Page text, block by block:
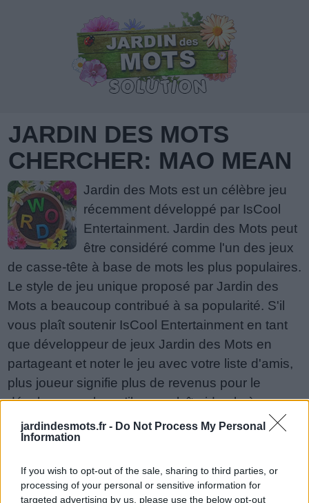
jardindesmots.fr - Do Not Process My Personal
Information
If you wish to opt-out of the sale, sharing to third parties, or
processing of your personal or sensitive information for
targeted advertising by us, please use the below opt-out
JARDIN DES MOTS
CHERCHER: MAO MEAN
Jardin des Mots est un célèbre jeu
récemment développé par IsCool
Entertainment. Jardin des Mots peut
être considéré comme l'un des jeux
de casse-tête à base de mots les plus populaires.
Le style de jeu unique proposé par Jardin des
Mots a beaucoup contribué à sa popularité. S'il
vous plaît soutenir IsCool Entertainment en tant
que développeur de jeux Jardin des Mots en
partageant et noter le jeu avec votre liste d'amis,
plus joueur signifie plus de revenus pour le
développeur alors s'il vous plaît aidez-le à
grandir. Vous ne pouvez toujours pas trouver un
niveau spécifique? Laissez un commentaire ci-
aider!
Réponses mises à jour: 2026-05-19